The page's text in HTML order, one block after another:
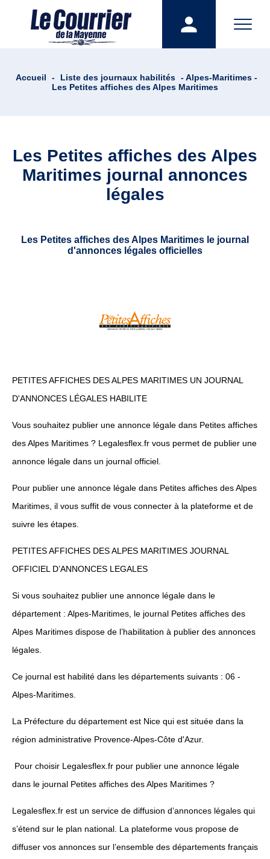
Accueil - Liste des journaux habilités - Alpes-Maritimes -
Les Petites affiches des Alpes Maritimes
Les Petites affiches des Alpes
Maritimes journal annonces
légales
Les Petites affiches des Alpes Maritimes le journal
d'annonces légales officielles
PETITES AFFICHES DES ALPES MARITIMES UN JOURNAL
D'ANNONCES LÉGALES HABILITE
Vous souhaitez publier une annonce légale dans Petites affiches
des Alpes Maritimes ? Legalesflex.fr vous permet de publier une
annonce légale dans un journal officiel.
Pour publier une annonce légale dans Petites affiches des Alpes
Maritimes, il vous suffit de vous connecter à la plateforme et de
suivre les étapes.
PETITES AFFICHES DES ALPES MARITIMES JOURNAL
OFFICIEL D’ANNONCES LEGALES
Si vous souhaitez publier une annonce légale dans le
département : Alpes-Maritimes, le journal Petites affiches des
Alpes Maritimes dispose de l’habilitation à publier des annonces
légales.
Ce journal est habilité dans les départements suivants : 06 -
Alpes-Maritimes.
La Préfecture du département est Nice qui est située dans la
région administrative Provence-Alpes-Côte d'Azur.
Pour choisir Legalesflex.fr pour publier une annonce légale
dans le journal Petites affiches des Alpes Maritimes ?
Legalesflex.fr est un service de diffusion d’annonces légales qui
s’étend sur le plan national. La plateforme vous propose de
diffuser vos annonces sur l’ensemble des départements français